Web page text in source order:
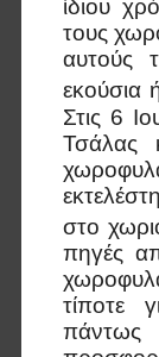
ίδιου
τους
αυτούς
εκούσια
Στις 6
Τσάλας
στο
πηγές
τίποτε
πάντως